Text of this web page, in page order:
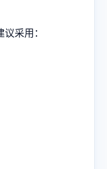
采用：